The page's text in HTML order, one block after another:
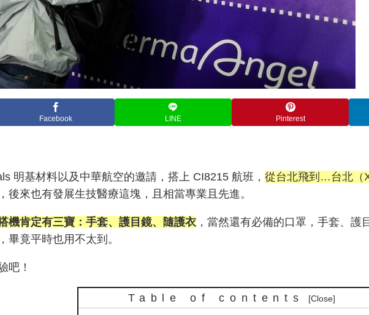
Facebook LINE Pinterest
明基材料以及中華航空的邀請，搭上 CI8215 航班， 從台北飛到…台北（
後來也有發展生技醫療這塊，且相當專業且先進。
機肯定有三寶：手套、護目鏡、隨護衣 ，當然還有必備的口罩，手套、
畢竟平時也用不太到。
吧！
Table of contents